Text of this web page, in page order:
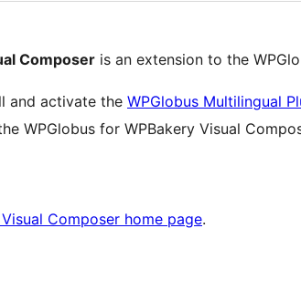
Composer is an extension to the
and activate the WPGlobus Multilingual
WPGlobus for WPBakery Visual
Composer home page.